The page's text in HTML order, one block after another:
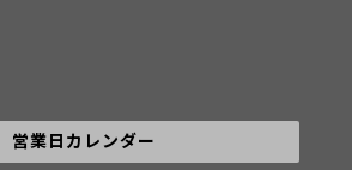
営業日カレンダー